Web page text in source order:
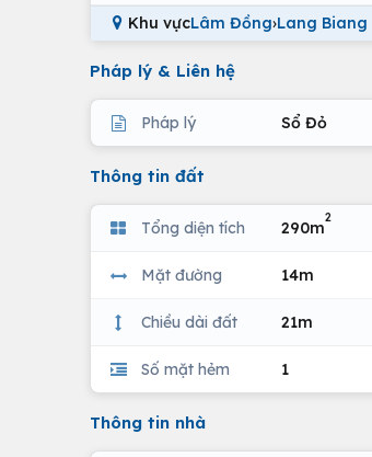
Khu vựcLâm Đồng›Lang Biang
Pháp lý & Liên hệ
Pháp lý Sổ Đỏ
Thông tin đất
Tổng diện tích 290m
2
Mặt đường 14m
Chiều dài đất 21m
Số mặt hẻm 1
Thông tin nhà